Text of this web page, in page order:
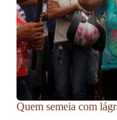
Quem semeia com